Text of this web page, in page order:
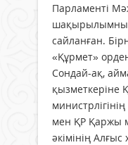
Парламенті
сайланған.
«Құрмет»
Сондай-ақ,
қызметкеріне
мен ҚР Қаржы
әкімінің